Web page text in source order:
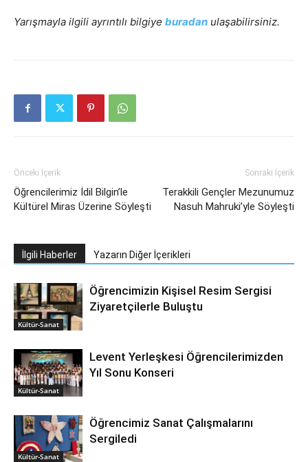
Yarışmayla ilgili ayrıntılı bilgiye buradan ulaşabilirsiniz.
Önceki İçerik
Öğrencilerimiz İdil Bilgin’le
Kültürel Miras Üzerine Söyleşti
Sonraki İçerik
Terakkili Gençler Mezunumuz
Nasuh Mahruki’yle Söyleşti
İlgili Haberler Yazarın Diğer İçerikleri
Kültür-Sanat
Öğrencimizin Kişisel Resim Sergisi
Ziyaretçilerle Buluştu
Kültür-Sanat
Levent Yerleşkesi Öğrencilerimizden
Yıl Sonu Konseri
Kültür-Sanat
Öğrencimiz Sanat Çalışmalarını
Sergiledi